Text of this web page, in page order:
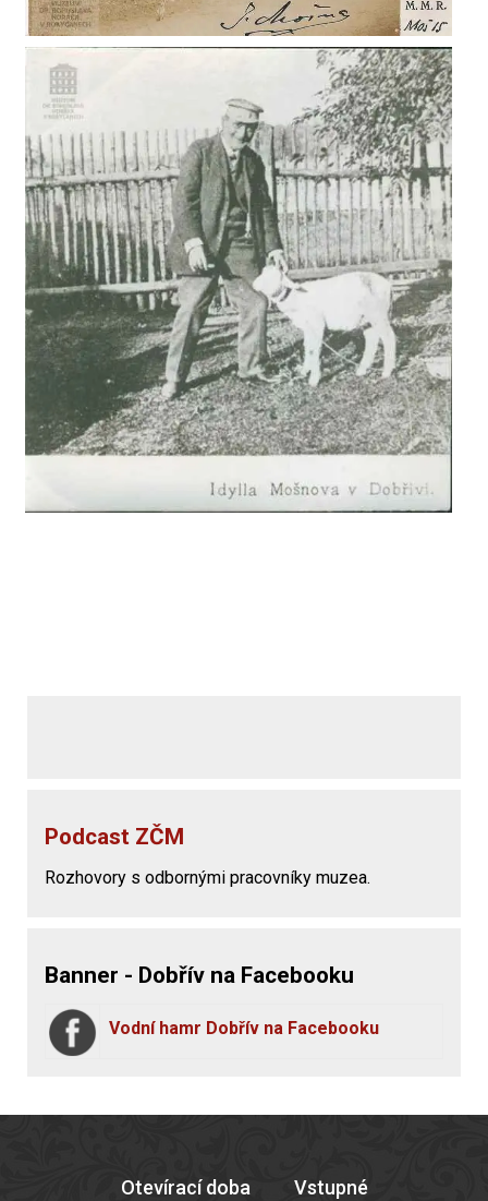
Podcast ZČM
Rozhovory s odbornými pracovníky muzea.
Banner - Dobřív na Facebooku
Vodní hamr Dobřív na Facebooku
Otevírací doba
Vstupné